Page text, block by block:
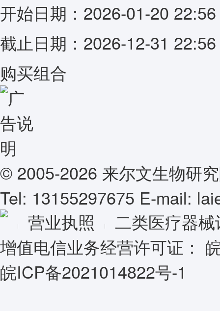
开始日期：2026-01-20 22:56
截止日期：2026-12-31 22:56
购买组合
© 2005-2026 来尔文生物研
Tel: 13155297675 E-mail:
营业执照
二类医疗器
增值电信业务经营许可证：
皖ICP备2021014822号-1